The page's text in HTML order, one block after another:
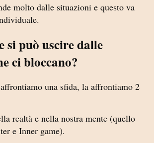
molto dalle situazioni e questo va
si può uscire dalle
ci bloccano?
una sfida, la affrontiamo 2
realtà e nella nostra mente (quello
e Inner game).